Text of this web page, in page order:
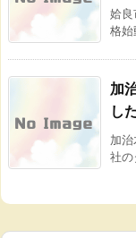
姶良
格始
加
し
加
社の